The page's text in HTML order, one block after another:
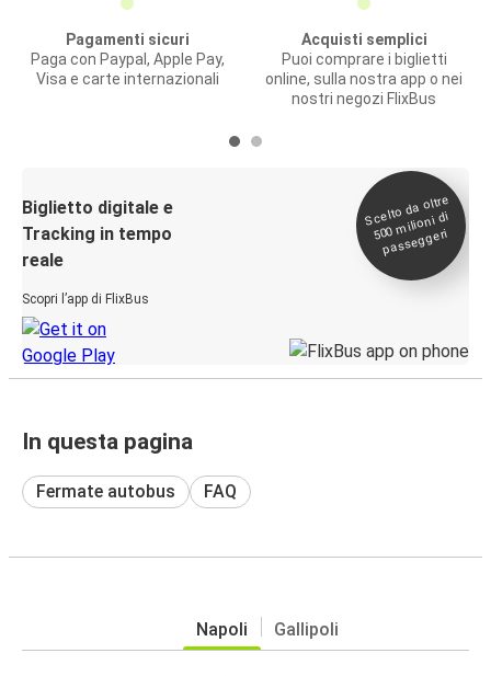
Pagamenti sicuri
Paga con Paypal, Apple Pay,
Visa e carte internazionali
Acquisti semplici
Puoi comprare i biglietti
online, sulla nostra app o nei
nostri negozi FlixBus
Biglietto digitale e
Tracking in tempo
reale
Scopri l’app di FlixBus
Scelto da oltre
500
milioni di
passeggeri
In questa pagina
Fermate autobus FAQ
Napoli Gallipoli